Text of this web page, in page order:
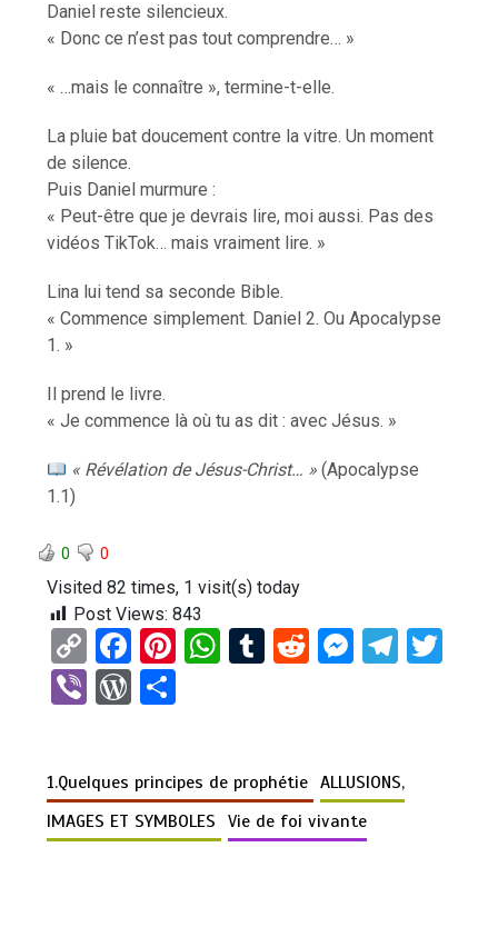
Daniel reste silencieux.
« Donc ce n’est pas tout comprendre… »
« …mais le connaître », termine-t-elle.
La pluie bat doucement contre la vitre. Un moment
de silence.
Puis Daniel murmure :
« Peut-être que je devrais lire, moi aussi. Pas des
vidéos TikTok… mais vraiment lire. »
Lina lui tend sa seconde Bible.
« Commence simplement. Daniel 2. Ou Apocalypse
1. »
Il prend le livre.
« Je commence là où tu as dit : avec Jésus. »
« Révélation de Jésus-Christ… » (Apocalypse
1.1)
0 0
Visited 82 times, 1 visit(s) today
Post Views: 843
C
o
py
n
k
F
a
ce
o
o
Pi
t
W
A
p
T
r
R
t
M
g
er
T
a
Vi
W
Pr
es
g
er
1.Quelques principes de prophétie ALLUSIONS,
IMAGES ET SYMBOLES
Vie de foi vivante